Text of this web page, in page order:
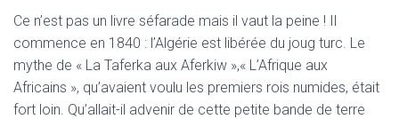
Ce n’est pas un livre séfarade mais il vaut la peine ! Il
commence en 1840 : l’Algérie est libérée du joug turc. Le
mythe de « La Taferka aux Aferkiw »,« L’Afrique aux
Africains », qu’avaient voulu les premiers rois numides, était
fort loin. Qu’allait-il advenir de cette petite bande de terre